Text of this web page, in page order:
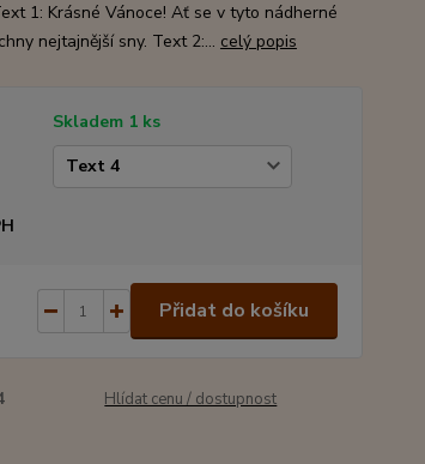
1: Krásné Vánoce! Ať se v tyto nádherné
nejtajnější sny. Text 2:... celý popis
Skladem 1 ks
Přidat do košíku
Hlídat cenu / dostupnost